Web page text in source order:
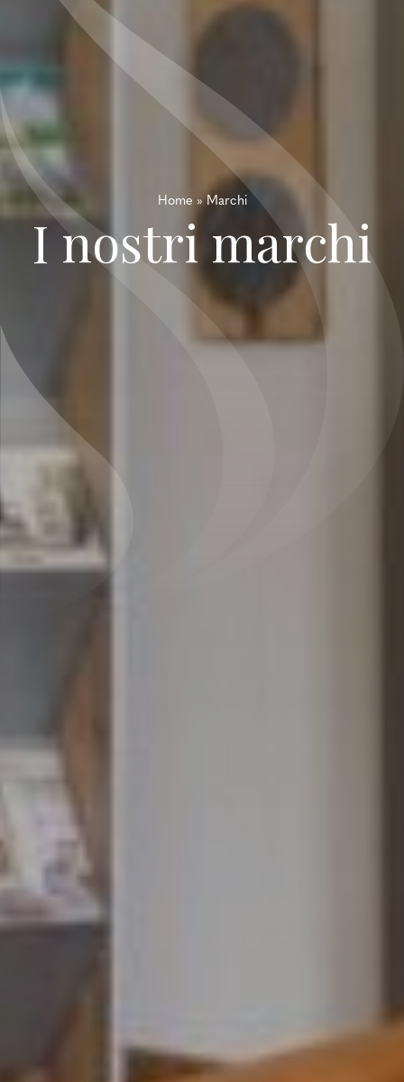
Home »Marchi
I nostri marchi